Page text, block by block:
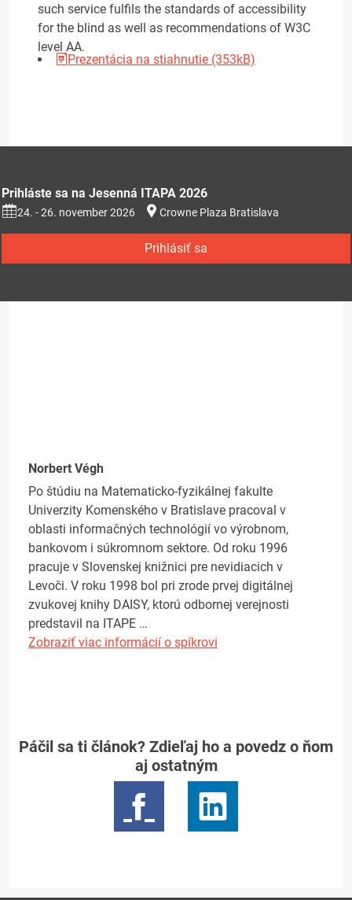
such service fulfils the standards of accessibility
for the blind as well as recommendations of W3C
level AA.
Prezentácia na stiahnutie (353kB)
Prihláste sa na Jesenná ITAPA 2026
24. - 26. november 2026 Crowne Plaza Bratislava
Prihlásiť sa
Norbert Végh
Po štúdiu na Matematicko-fyzikálnej fakulte
Univerzity Komenského v Bratislave pracoval v
oblasti informačných technológií vo výrobnom,
bankovom i súkromnom sektore. Od roku 1996
pracuje v Slovenskej knižnici pre nevidiacich v
Levoči. V roku 1998 bol pri zrode prvej digitálnej
zvukovej knihy DAISY, ktorú odbornej verejnosti
predstavil na ITAPE …
Zobraziť viac informácií o spíkrovi
Páčil sa ti článok? Zdieľaj ho a povedz o ňom
aj ostatným